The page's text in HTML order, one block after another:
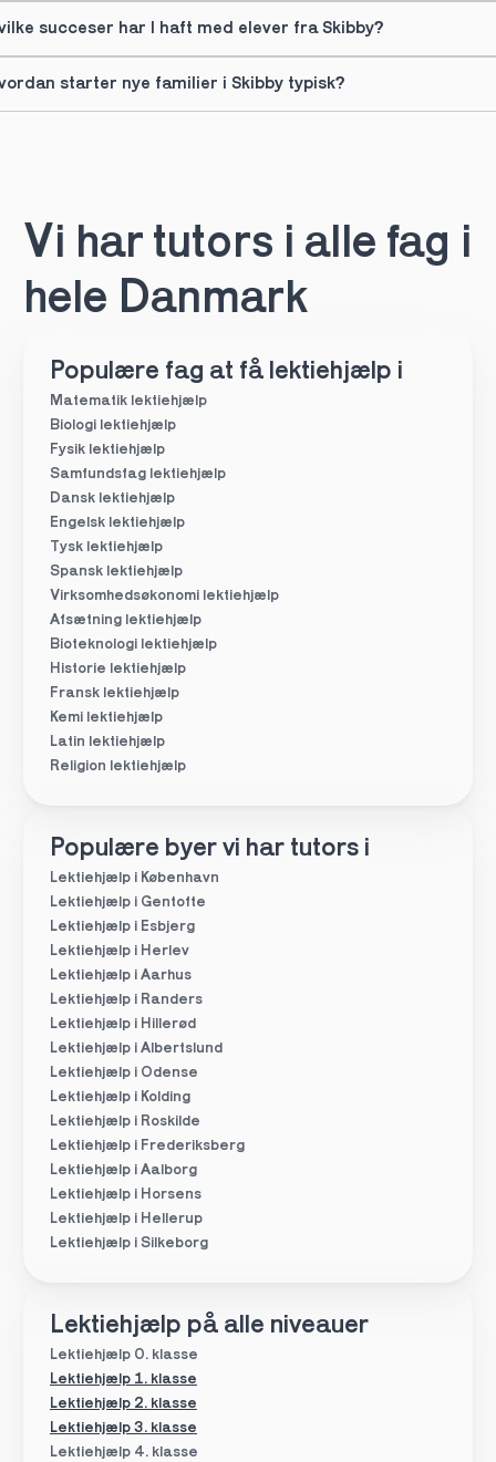
succeser har I haft med elever fra Skibby?
starter nye familier i Skibby typisk?
Vi har tutors i alle fag i
hele Danmark
Populære fag at få lektiehjælp i
Matematik lektiehjælp
Biologi lektiehjælp
Fysik lektiehjælp
Samfundsfag lektiehjælp
Dansk lektiehjælp
Engelsk lektiehjælp
Tysk lektiehjælp
Spansk lektiehjælp
Virksomhedsøkonomi lektiehjælp
Afsætning lektiehjælp
Bioteknologi lektiehjælp
Historie lektiehjælp
Fransk lektiehjælp
Kemi lektiehjælp
Latin lektiehjælp
Religion lektiehjælp
Populære byer vi har tutors i
Lektiehjælp i København
Lektiehjælp i Gentofte
Lektiehjælp i Esbjerg
Lektiehjælp i Herlev
Lektiehjælp i Aarhus
Lektiehjælp i Randers
Lektiehjælp i Hillerød
Lektiehjælp i Albertslund
Lektiehjælp i Odense
Lektiehjælp i Kolding
Lektiehjælp i Roskilde
Lektiehjælp i Frederiksberg
Lektiehjælp i Aalborg
Lektiehjælp i Horsens
Lektiehjælp i Hellerup
Lektiehjælp i Silkeborg
Lektiehjælp på alle niveauer
Lektiehjælp 0. klasse
Lektiehjælp 4. klasse
Lektiehjælp 1. klasse
Lektiehjælp 2. klasse
Lektiehjælp 3. klasse